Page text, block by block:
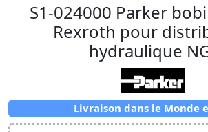
S1-024000 Parker
Rexroth pour
hydraulique
Livraison dans le Monde